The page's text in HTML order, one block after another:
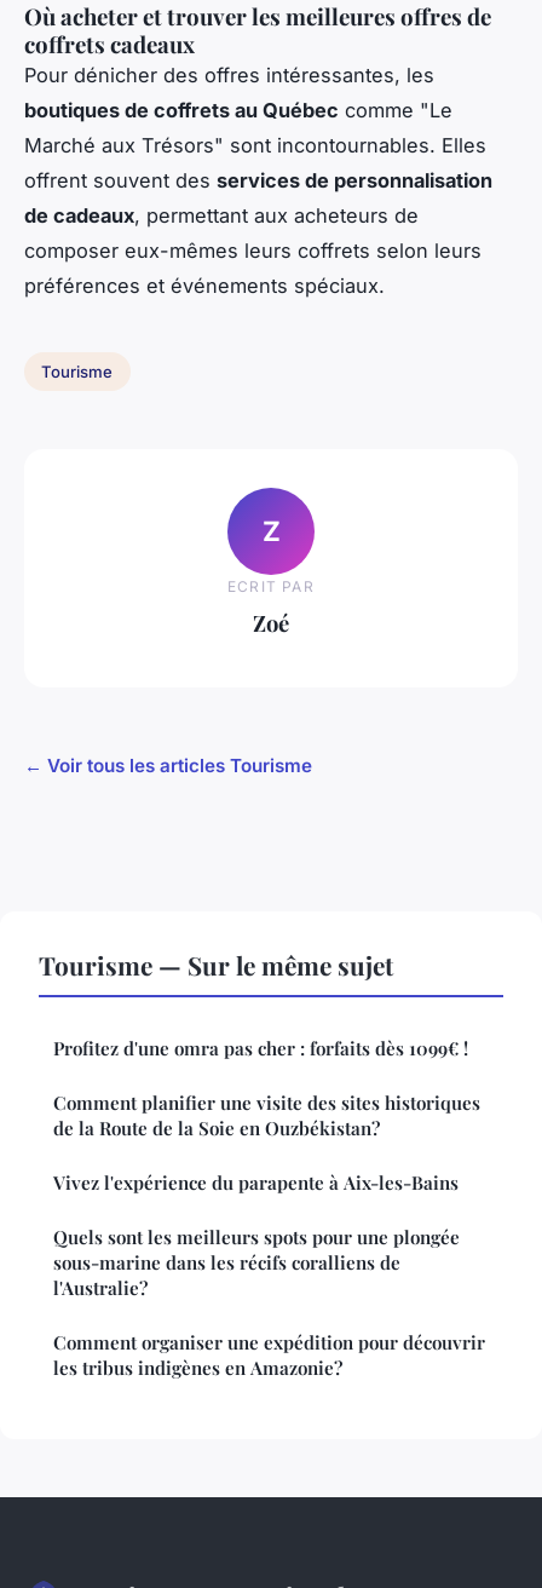
Où acheter et trouver les meilleures offres de
coffrets cadeaux
Pour dénicher des offres intéressantes, les
boutiques de coffrets au Québec comme "Le
Marché aux Trésors" sont incontournables. Elles
offrent souvent des services de personnalisation
de cadeaux, permettant aux acheteurs de
composer eux-mêmes leurs coffrets selon leurs
préférences et événements spéciaux.
Tourisme
Z
ECRIT PAR
Zoé
← Voir tous les articles Tourisme
Tourisme — Sur le même sujet
Profitez d'une omra pas cher : forfaits dès 1099€ !
Comment planifier une visite des sites historiques
de la Route de la Soie en Ouzbékistan?
Vivez l'expérience du parapente à Aix-les-Bains
Quels sont les meilleurs spots pour une plongée
sous-marine dans les récifs coralliens de
l'Australie?
Comment organiser une expédition pour découvrir
les tribus indigènes en Amazonie?